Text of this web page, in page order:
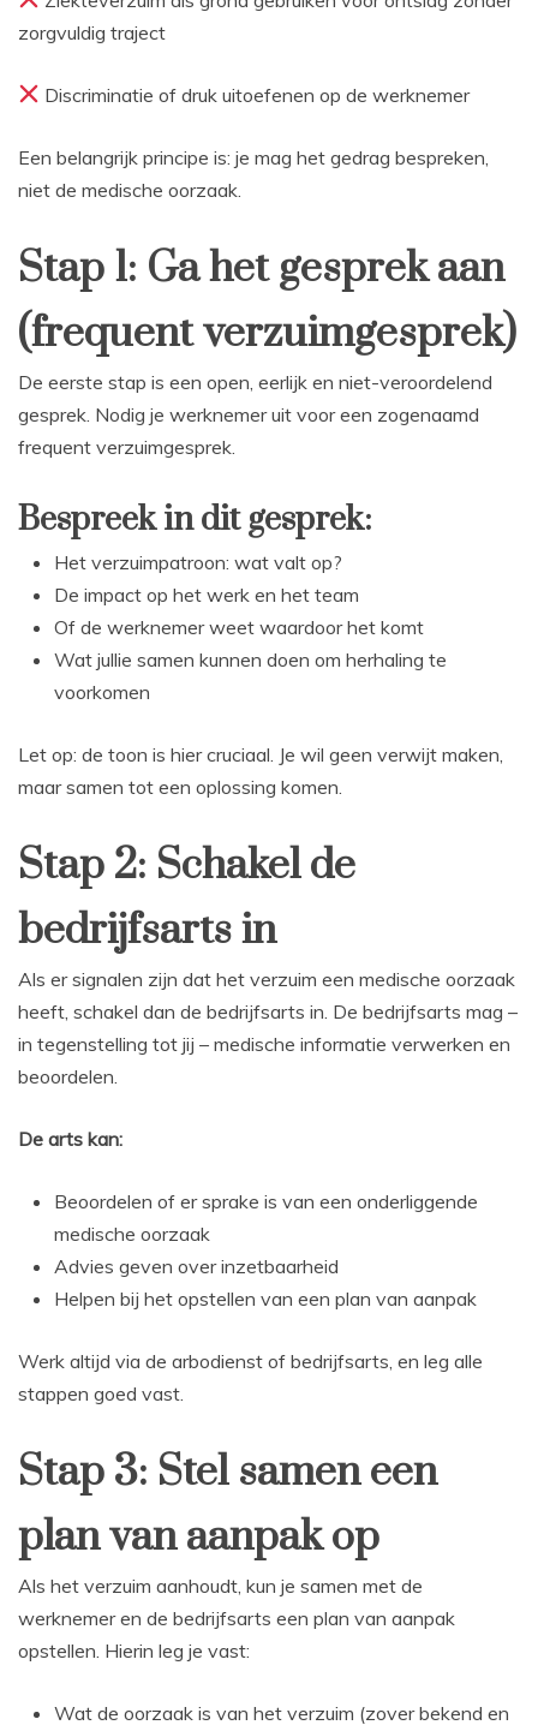
zorgvuldig traject
Discriminatie of druk uitoefenen op de werknemer
Een belangrijk principe is: je mag het gedrag bespreken,
niet de medische oorzaak.
Stap 1: Ga het gesprek aan
(frequent verzuimgesprek)
De eerste stap is een open, eerlijk en niet-veroordelend
gesprek. Nodig je werknemer uit voor een zogenaamd
frequent verzuimgesprek.
Bespreek in dit gesprek:
Het verzuimpatroon: wat valt op?
De impact op het werk en het team
Of de werknemer weet waardoor het komt
Wat jullie samen kunnen doen om herhaling te
voorkomen
Let op: de toon is hier cruciaal. Je wil geen verwijt maken,
maar samen tot een oplossing komen.
Stap 2: Schakel de
bedrijfsarts in
Als er signalen zijn dat het verzuim een medische oorzaak
heeft, schakel dan de bedrijfsarts in. De bedrijfsarts mag –
in tegenstelling tot jij – medische informatie verwerken en
beoordelen.
De arts kan:
Beoordelen of er sprake is van een onderliggende
medische oorzaak
Advies geven over inzetbaarheid
Helpen bij het opstellen van een plan van aanpak
Werk altijd via de arbodienst of bedrijfsarts, en leg alle
stappen goed vast.
Stap 3: Stel samen een
plan van aanpak op
Als het verzuim aanhoudt, kun je samen met de
werknemer en de bedrijfsarts een plan van aanpak
opstellen. Hierin leg je vast:
Wat de oorzaak is van het verzuim (zover bekend en